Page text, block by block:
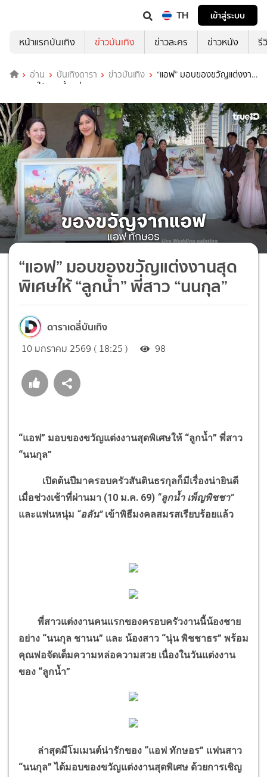
TH
เข้าสู่ระบบ
หน้าแรกบันเทิง
ข่าวบันเทิง ข่าวละคร ข่าวหนัง รี
อ่าน บันเทิงดารา ข่าวบันเทิง
“แอฟ” มอบของขวัญแต่งงาน
สุดพิเศษให้ “ลูกน้ำ” พี่สาว “นนกุล”
“แอฟ” มอบของขวัญแต่งงานสุด
พิเศษให้ “ลูกน้ำ” พี่สาว “นนกุล”
ดาราเดลี่บันเทิง
10 มกราคม 2569 ( 18:25 ) 98
“แอฟ” มอบของขวัญแต่งงานสุดพิเศษให้ “ลูกน้ำ” พี่สาว
“นนกุล”
เปิดต้นปีมาครอบครัวสันตินธรกุลก็มีเรื่องน่ายินดี
เมื่อช่วงเช้าที่ผ่านมา (10 ม.ค. 69) “ลูกน้ำ เพ็ญพิชชา”
และแฟนหนุ่ม “อลัน”เข้าพิธีมงคลสมรสเรียบร้อยแล้ว
พี่สาวแต่งงานคนแรกของครอบครัวงานนี้น้องชาย
อย่าง “นนกุล ชานน” และ น้องสาว “นุ่น พิชชาธร” พร้อม
คุณพ่อจัดเต็มความหล่อความสวย เนื่องในวันแต่งงาน
ของ “ลูกน้ำ”
ล่าสุดมีโมเมนต์น่ารักของ “แอฟ ทักษอร” แฟนสาว
“นนกุล” ได้มอบของขวัญแต่งงานสุดพิเศษ ด้วยการเชิญ